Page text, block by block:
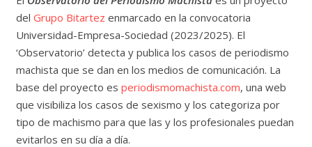
del Grupo Bitartez enmarcado en la convocatoria
Universidad-Empresa-Sociedad (2023/2025). El
‘Observatorio’ detecta y publica los casos de periodismo
machista que se dan en los medios de comunicación. La
base del proyecto es periodismomachista.com, una web
que visibiliza los casos de sexismo y los categoriza por
tipo de machismo para que las y los profesionales puedan
evitarlos en su día a día.